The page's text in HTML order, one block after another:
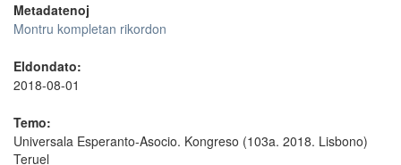
Metadatenoj
Montru kompletan rikordon
Eldondato:
2018-08-01
Temo:
Universala Esperanto-Asocio. Kongreso (103a. 2018. Lisbono)
Teruel